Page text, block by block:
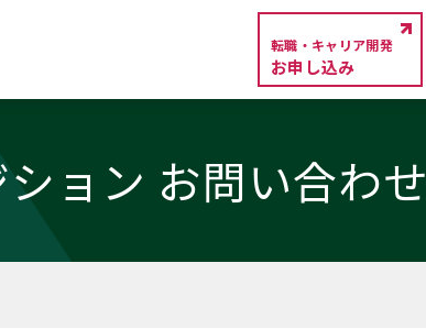
転職・キャリア開発
お申し込み
ョン お問い合わせ